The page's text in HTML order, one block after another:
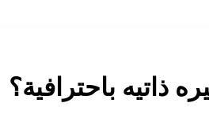
ذاتيه باحترافية؟